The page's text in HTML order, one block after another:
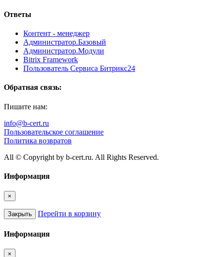
Ответы
Контент - менеджер
Администратор.Базовый
Администратор.Модули
Bitrix Framework
Пользователь Сервиса Битрикс24
Обратная связь:
Пишите нам:
info@b-cert.ru
Пользовательское соглашение
Политика возвратов
All © Copyright by b-cert.ru. All Rights Reserved.
Информация
×
Закрыть Перейти в корзину
Информация
×